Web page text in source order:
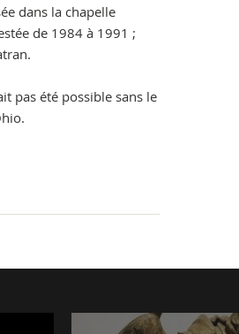
dans la chapelle
de 1984 à 1991 ;
Palais du Latran.
pas été possible sans le